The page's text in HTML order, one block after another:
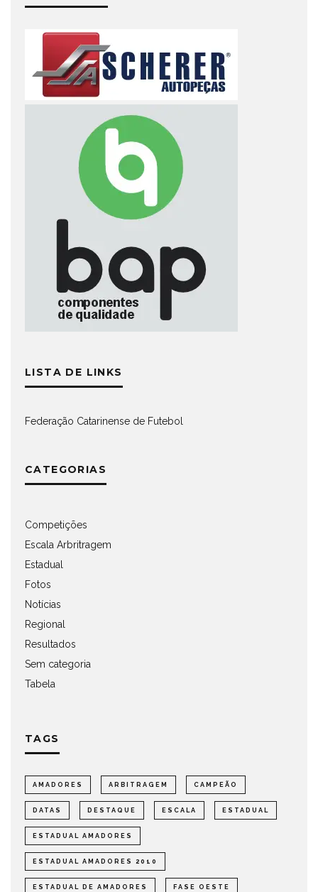
LISTA DE LINKS
Federação Catarinense de Futebol
CATEGORIAS
Competições
Escala Arbritragem
Estadual
Fotos
Notícias
Regional
Resultados
Sem categoria
Tabela
TAGS
AMADORES ARBITRAGEM CAMPEÃO
DATAS DESTAQUE ESCALA ESTADUAL
ESTADUAL AMADORES
ESTADUAL AMADORES 2010
ESTADUAL DE AMADORES FASE OESTE